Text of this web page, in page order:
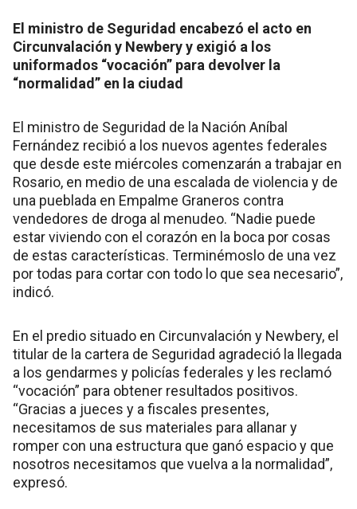
El ministro de Seguridad encabezó el acto en
Circunvalación y Newbery y exigió a los
uniformados “vocación” para devolver la
“normalidad” en la ciudad
El ministro de Seguridad de la Nación Aníbal
Fernández recibió a los nuevos agentes federales
que desde este miércoles comenzarán a trabajar en
Rosario, en medio de una escalada de violencia y de
una pueblada en Empalme Graneros contra
vendedores de droga al menudeo. “Nadie puede
estar viviendo con el corazón en la boca por cosas
de estas características. Terminémoslo de una vez
por todas para cortar con todo lo que sea necesario”,
indicó.
En el predio situado en Circunvalación y Newbery, el
titular de la cartera de Seguridad agradeció la llegada
a los gendarmes y policías federales y les reclamó
“vocación” para obtener resultados positivos.
“Gracias a jueces y a fiscales presentes,
necesitamos de sus materiales para allanar y
romper con una estructura que ganó espacio y que
nosotros necesitamos que vuelva a la normalidad”,
expresó.